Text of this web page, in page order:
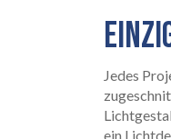
Jedes
ein